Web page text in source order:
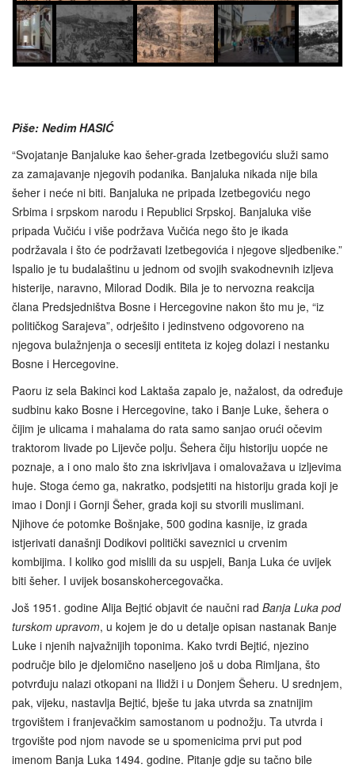
Piše: Nedim HASIĆ
“Svojatanje Banjaluke kao šeher-grada Izetbegoviću služi samo
za zamajavanje njegovih podanika. Banjaluka nikada nije bila
šeher i neće ni biti. Banjaluka ne pripada Izetbegoviću nego
Srbima i srpskom narodu i Republici Srpskoj. Banjaluka više
pripada Vučiću i više podržava Vučića nego što je ikada
podržavala i što će podržavati Izetbegovića i njegove sljedbenike.”
Ispalio je tu budalaštinu u jednom od svojih svakodnevnih izljeva
histerije, naravno, Milorad Dodik. Bila je to nervozna reakcija
člana Predsjedništva Bosne i Hercegovine nakon što mu je, “iz
političkog Sarajeva”, odrješito i jedinstveno odgovoreno na
njegova bulažnjenja o secesiji entiteta iz kojeg dolazi i nestanku
Bosne i Hercegovine.
Paoru iz sela Bakinci kod Laktaša zapalo je, nažalost, da određuje
sudbinu kako Bosne i Hercegovine, tako i Banje Luke, šehera o
čijim je ulicama i mahalama do rata samo sanjao orući očevim
traktorom livade po Lijevče polju. Šehera čiju historiju uopće ne
poznaje, a i ono malo što zna iskrivljava i omalovažava u izljevima
huje. Stoga ćemo ga, nakratko, podsjetiti na historiju grada koji je
imao i Donji i Gornji Šeher, grada koji su stvorili muslimani.
Njihove će potomke Bošnjake, 500 godina kasnije, iz grada
istjerivati današnji Dodikovi politički saveznici u crvenim
kombijima. I koliko god mislili da su uspjeli, Banja Luka će uvijek
biti šeher. I uvijek bosanskohercegovačka.
Još 1951. godine Alija Bejtić objavit će naučni rad Banja Luka pod
turskom upravom, u kojem je do u detalje opisan nastanak Banje
Luke i njenih najvažnijih toponima. Kako tvrdi Bejtić, njezino
područje bilo je djelomično naseljeno još u doba Rimljana, što
potvrđuju nalazi otkopani na Ilidži i u Donjem Šeheru. U srednjem,
pak, vijeku, nastavlja Bejtić, bješe tu jaka utvrda sa znatnijim
trgovištem i franjevačkim samostanom u podnožju. Ta utvrda i
trgovište pod njom navode se u spomenicima prvi put pod
imenom Banja Luka 1494. godine. Pitanje gdje su tačno bile